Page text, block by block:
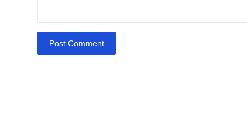
Post Comment